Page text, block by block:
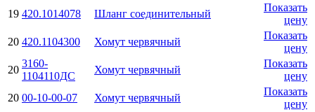
19 420.1014078 Шланг соединительный
Показать
цену
20 420.1104300 Хомут червячный
Показать
цену
20
3160-
1104110ДС
Хомут червячный
Показать
цену
20 00-10-00-07 Хомут червячный
Показать
цену